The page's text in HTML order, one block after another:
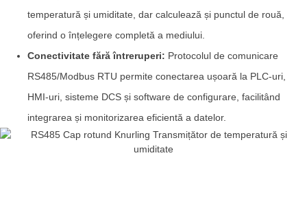
temperatură și umiditate, dar calculează și punctul de rouă,
oferind o înțelegere completă a mediului.
Conectivitate fără întreruperi: Protocolul de comunicare
RS485/Modbus RTU permite conectarea ușoară la PLC-uri,
HMI-uri, sisteme DCS și software de configurare, facilitând
integrarea și monitorizarea eficientă a datelor.